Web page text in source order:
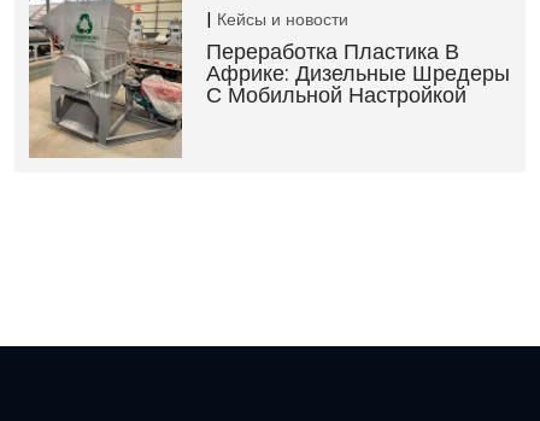
Кейсы и новости
Переработка Пластика В
Африке: Дизельные Шредеры
С Мобильной Настройкой